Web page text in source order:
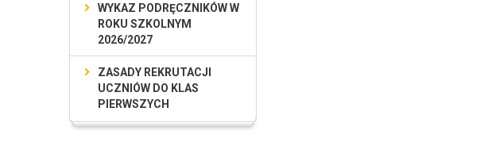
WYKAZ PODRĘCZNIKÓW W
ROKU SZKOLNYM
2026/2027
ZASADY REKRUTACJI
UCZNIÓW DO KLAS
PIERWSZYCH